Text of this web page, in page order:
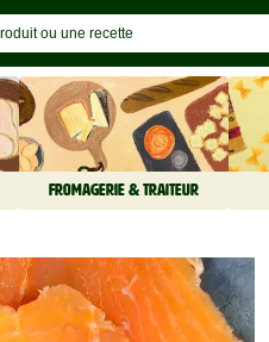
FROMAGERIE & TRAITEUR